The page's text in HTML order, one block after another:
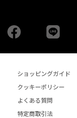
Facebook
ショッピングガイド
クッキーポリシー
よくある質問
特定商取引法